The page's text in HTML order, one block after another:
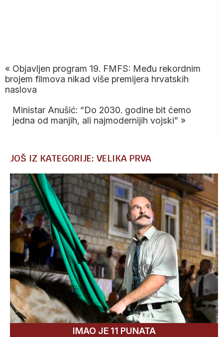
« Objavljen program 19. FMFS: Među rekordnim
brojem filmova nikad više premijera hrvatskih
naslova
Ministar Anušić: “Do 2030. godine bit ćemo
jedna od manjih, ali najmodernijih vojski” »
JOŠ IZ KATEGORIJE: VELIKA PRVA
IMAO JE 11 PUNATA